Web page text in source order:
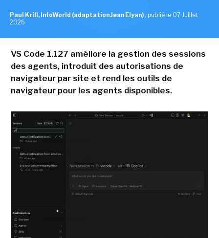
Paul Krill, InfoWorld (adaptation Jean Elyan) , publié le 07 Juillet
2026
VS Code 1.127 améliore la gestion des sessions
des agents, introduit des autorisations de
navigateur par site et rend les outils de
navigateur pour les agents disponibles.